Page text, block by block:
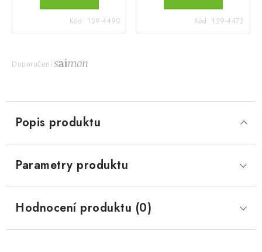
Kód: 129-4490 Kód: 129-4472
Doporučení
Popis produktu
Parametry produktu
Hodnocení produktu (0)